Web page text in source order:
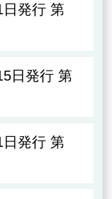
発行 第
日発行 第
発行 第